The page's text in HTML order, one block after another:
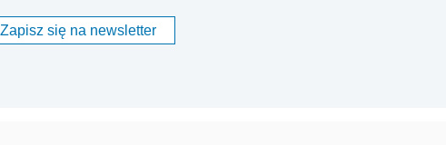
Zapisz się na newsletter